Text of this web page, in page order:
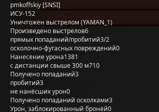
pmkoffskiy [SNSI]
ИСУ-152
Уничтожен выстрелом (YAMAN_1)
Произведено выстрелов6
прямых попаданий/пробитий3/2
осколочно-фугасных повреждений0
Нанесение урона1381
с дистанции свыше 300 м710
Получено попаданий3
пробитий3
не нанёсших урон0
Получено попаданий осколками3
Урон, заблокированный бронёй0